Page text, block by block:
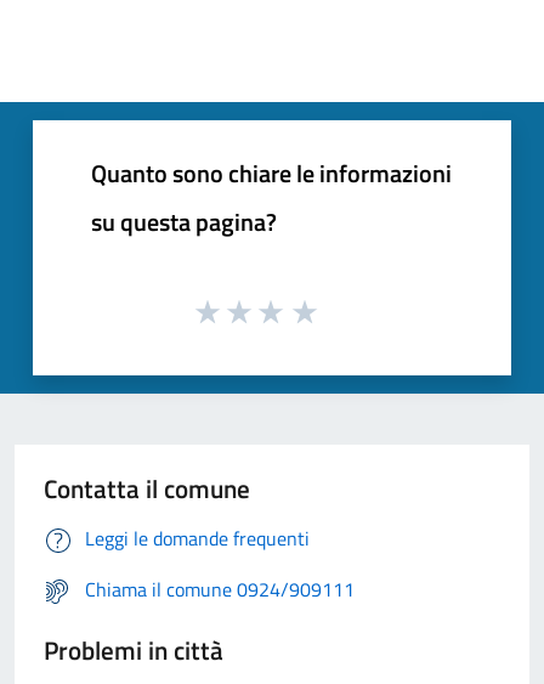
Quanto sono chiare le informazioni
su questa pagina?
Contatta il comune
Leggi le domande frequenti
Chiama il comune 0924/909111
Problemi in città